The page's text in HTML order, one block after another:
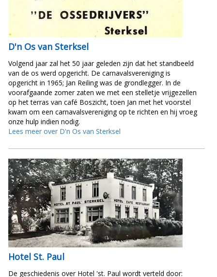
D'n Os van Sterksel
Volgend jaar zal het 50 jaar geleden zijn dat het standbeeld
van de os werd opgericht. De carnavalsvereniging is
opgericht in 1965; Jan Reiling was de grondlegger. In de
voorafgaande zomer zaten we met een stelletje vrijgezellen
op het terras van café Boszicht, toen Jan met het voorstel
kwam om een carnavalsvereniging op te richten en hij vroeg
onze hulp indien nodig.
Lees meer over D'n Os van Sterksel
Hotel St. Paul
De geschiedenis over Hotel 'st. Paul wordt verteld door: